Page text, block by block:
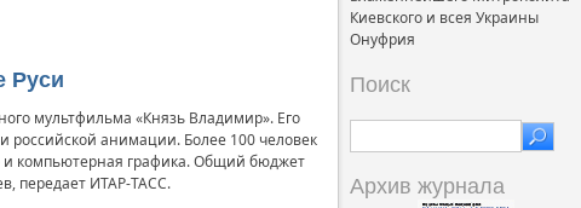
Руси
мультфильма «Князь Владимир». Его
российской анимации. Более 100 человек
и компьютерная графика. Общий бюджет
передает ИТАР-ТАСС.
Киевского и всея Украины
Онуфрия
Поиск
Архив журнала